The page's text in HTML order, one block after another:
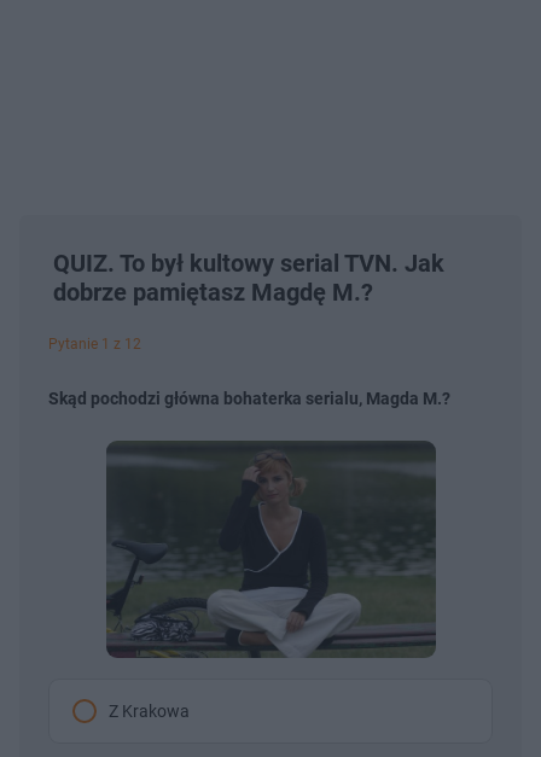
QUIZ. To był kultowy serial TVN. Jak
dobrze pamiętasz Magdę M.?
Pytanie 1 z 12
Skąd pochodzi główna bohaterka serialu, Magda M.?
Z Krakowa